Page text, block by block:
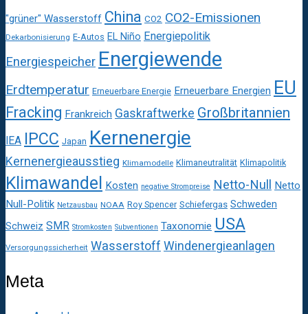
"grüner" Wasserstoff China CO2 CO2-Emissionen
Dekarbonisierung E-Autos EL Niño Energiepolitik
Energiespeicher Energiewende
Erdtemperatur Erneuerbare Energie Erneuerbare Energien EU
Fracking Frankreich Gaskraftwerke Großbritannien
IEA IPCC Japan Kernenergie
Kernenergieausstieg Klimamodelle Klimaneutralität Klimapolitik
Klimawandel Kosten negative Strompreise Netto-Null Netto
Null-Politik Netzausbau NOAA Roy Spencer Schiefergas Schweden
Schweiz SMR Stromkosten Subventionen Taxonomie USA
Versorgungssicherheit Wasserstoff Windenergieanlagen
Meta